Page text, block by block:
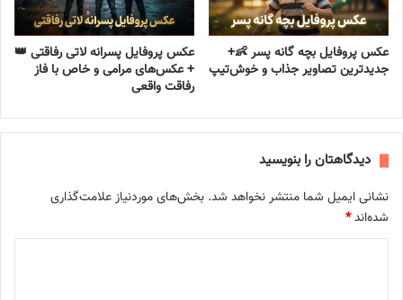
عکس پروفایل بچه گانه پسر 👶+
جدیدترین تصاویر جذاب و خوش‌تیپ
عکس پروفایل پسرانه لاتی رفاقتی 👑
+ عکس‌های مرامی و خاص با فاز
رفاقت واقعی
دیدگاهتان را بنویسید
نشانی ایمیل شما منتشر نخواهد شد. بخش‌های موردنیاز علامت‌گذاری
شده‌اند*